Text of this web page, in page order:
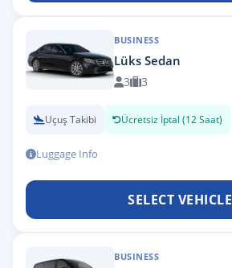
BUSINESS
Lüks Sedan
3 3
Uçuş Takibi Ücretsiz İptal (12 Saat)
Luggage Info
SELECT VEHICLE
BUSINESS